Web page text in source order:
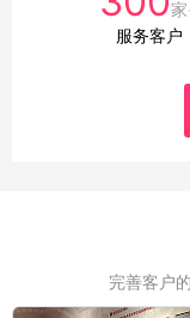
服务客户
完善客户